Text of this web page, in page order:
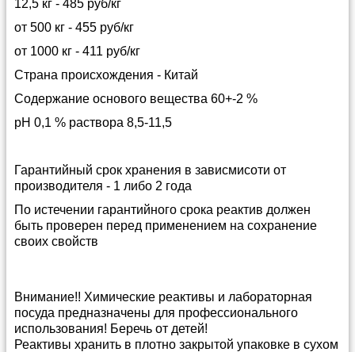
12,5 кг - 485 руб/кг
от 500 кг - 455 руб/кг
от 1000 кг - 411 руб/кг
Страна происхождения - Китай
Содержание основого вещества 60+-2 %
рН 0,1 % раствора 8,5-11,5
Гарантийный срок хранения в зависмисоти от
производителя - 1 либо 2 года
По истечении гарантийного срока реактив должен
быть проверен перед применением на сохранение
своих свойств
Внимание!! Химические реактивы и лабораторная
посуда предназначены для профессионального
использования! Беречь от детей!
Реактивы хранить в плотно закрытой упаковке в сухом